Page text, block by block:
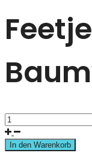
In den Warenkorb